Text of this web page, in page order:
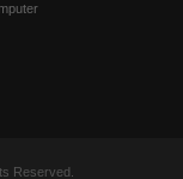
Reserved.